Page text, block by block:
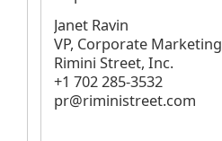
Janet Ravin
VP, Corporate Marketing
Rimini Street, Inc.
+1 702 285-3532
pr@riministreet.com